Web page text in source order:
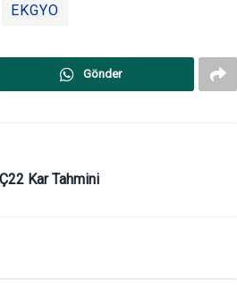
EKGYO
Gönder
Kar Tahmini